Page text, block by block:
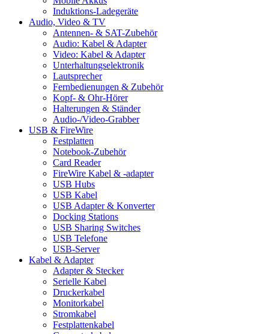
Induktions-Ladegeräte
Audio, Video & TV
Antennen- & SAT-Zubehör
Audio: Kabel & Adapter
Video: Kabel & Adapter
Unterhaltungselektronik
Lautsprecher
Fernbedienungen & Zubehör
Kopf- & Ohr-Hörer
Halterungen & Ständer
Audio-/Video-Grabber
USB & FireWire
Festplatten
Notebook-Zubehör
Card Reader
FireWire Kabel & -adapter
USB Hubs
USB Kabel
USB Adapter & Konverter
Docking Stations
USB Sharing Switches
USB Telefone
USB-Server
Kabel & Adapter
Adapter & Stecker
Serielle Kabel
Druckerkabel
Monitorkabel
Stromkabel
Festplattenkabel